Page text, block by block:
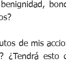
de mis
¿Tendrá